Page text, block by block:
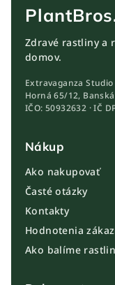
Zdravé rastliny a
domov.
Extravaganza Studio
Horná 65/12,
IČO: 50932632 · IČ
Nákup
Ako nakupovať
Časté otázky
Kontakty
Hodnotenia
Ako balíme